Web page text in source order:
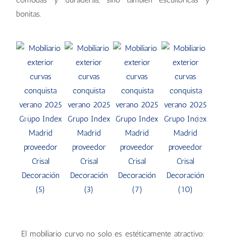
bonitas.
El mobiliario curvo no solo es estéticamente atractivo: